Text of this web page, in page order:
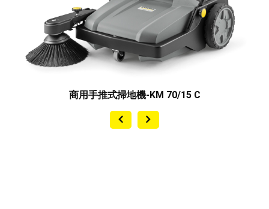
商用手推式掃地機-KM 70/15 C